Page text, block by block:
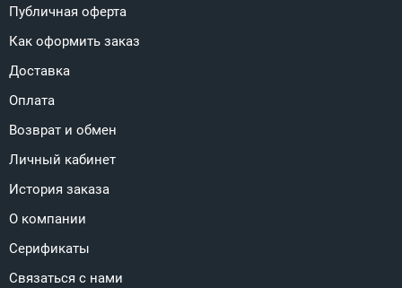
Публичная оферта
Как оформить заказ
Доставка
Оплата
Возврат и обмен
Личный кабинет
История заказа
О компании
Серификаты
Связаться с нами